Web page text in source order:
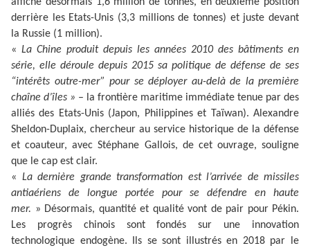
derrière les Etats-Unis (3,3 millions de tonnes) et juste devant
la Russie (1 million).
« La Chine produit depuis les années 2010 des bâtiments en
série, elle déroule depuis 2015 sa politique de défense de ses
“intérêts outre-mer” pour se déployer au-delà de la première
chaîne d’îles » – la frontière maritime immédiate tenue par des
alliés des Etats-Unis (Japon, Philippines et Taïwan). Alexandre
Sheldon-Duplaix, chercheur au service historique de la défense
et coauteur, avec Stéphane Gallois, de cet ouvrage, souligne
que le cap est clair.
« La dernière grande transformation est l’arrivée de missiles
antiaériens de longue portée pour se défendre en haute
mer. » Désormais, quantité et qualité vont de pair pour Pékin.
Les progrès chinois sont fondés sur une innovation
technologique endogène. Ils se sont illustrés en 2018 par le